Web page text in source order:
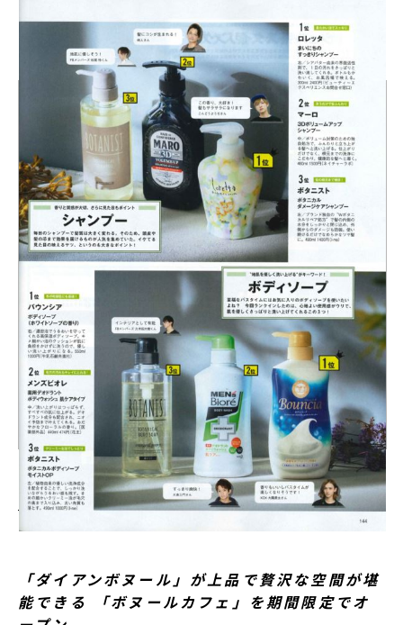
メディア 18.12.07
「ダイアンボヌール」が上品で贅沢な空間が堪
能できる 「ボヌールカフェ」を期間限定でオ